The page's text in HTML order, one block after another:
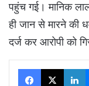
पहुंच गई। मानिक
ही जान से मारने की
दर्ज कर आरोपी को
Facebook
X